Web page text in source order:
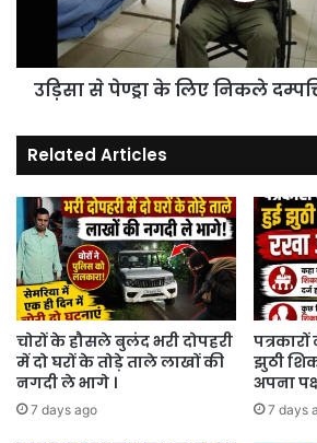
गाड़ी
पलटीउड़िसा से पेण्ड्रा के लिए निकले
Related Articles
चोरों के हौसले बुलंद भरी दोपहरी
में दो घरों के तोड़े ताले लाखों की
नगदी ले भागे ।
7 days ago
झुठी
अपना
7 days